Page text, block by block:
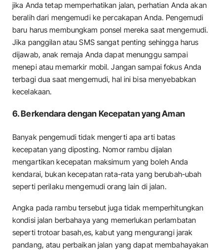
jika Anda tetap memperhatikan jalan, perhatian Anda akan
beralih dari mengemudi ke percakapan Anda. Pengemudi
baru harus membungkam ponsel mereka saat mengemudi.
Jika panggilan atau SMS sangat penting sehingga harus
dijawab, anak remaja Anda dapat menunggu sampai
menepi atau memarkir mobil. Jangan sampai fokus Anda
terbagi dua saat mengemudi, hal ini bisa menyebabkan
kecelakaan.
6. Berkendara dengan Kecepatan yang Aman
Banyak pengemudi tidak mengerti apa arti batas
kecepatan yang diposting. Nomor rambu dijalan
mengartikan kecepatan maksimum yang boleh Anda
kendarai, bukan kecepatan rata-rata yang berubah-ubah
seperti perilaku mengemudi orang lain di jalan.
Angka pada rambu tersebut juga tidak memperhitungkan
kondisi jalan berbahaya yang memerlukan perlambatan
seperti trotoar basah,es, kabut yang mengurangi jarak
pandang, atau perbaikan jalan yang dapat membahayakan